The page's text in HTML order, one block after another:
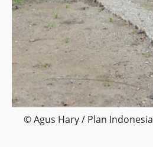
© Agus Hary / Plan Indonesia